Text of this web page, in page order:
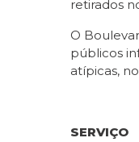
retirados
O
públicos
atípicas, no
SERVIÇO